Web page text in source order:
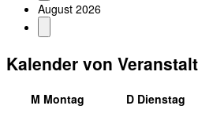
August 2026
Kalender von
M Montag D Dienstag